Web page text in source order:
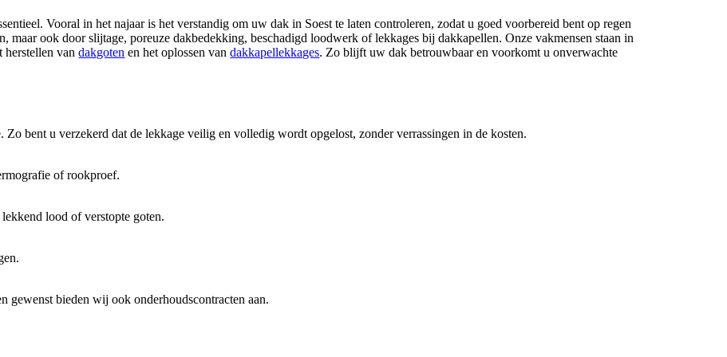
Vooral in het najaar is het verstandig om uw dak in Soest te laten controleren, zodat u goed voorbereid bent op regen
maar ook door slijtage, poreuze dakbedekking, beschadigd loodwerk of lekkages bij dakkapellen. Onze vakmensen staan in
herstellen vandakgoten en het oplossen vandakkapellekkages. Zo blijft uw dak betrouwbaar en voorkomt u onverwachte
bent u verzekerd dat de lekkage veilig en volledig wordt opgelost, zonder verrassingen in de kosten.
of rookproef.
lekkend lood of verstopte goten.
gewenst bieden wij ook onderhoudscontracten aan.